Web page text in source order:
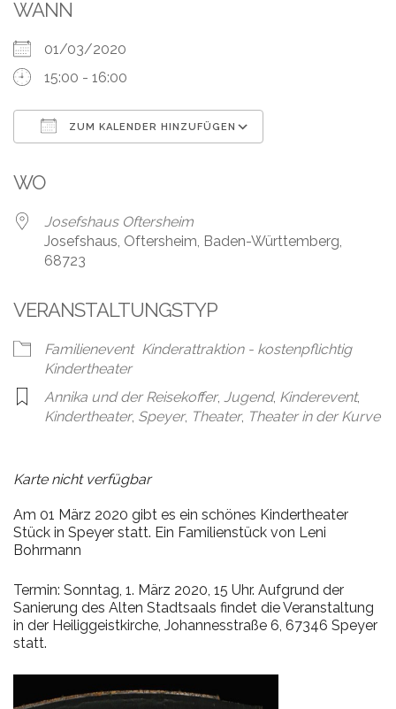
Über
Fotos,
Events
Referenzen
Blog
Jobs
Partner/Links
WANN
01/03/2020
15:00 - 16:00
ZUM KALENDER HINZUFÜGEN
WO
Josefshaus Oftersheim
Josefshaus, Oftersheim, Baden-Württemberg,
68723
VERANSTALTUNGSTYP
Familienevent Kinderattraktion - kostenpflichtig
Kindertheater
Annika und der Reisekoffer, Jugend, Kinderevent,
Kindertheater, Speyer, Theater, Theater in der Kurve
Karte nicht verfügbar
Am 01 März 2020 gibt es ein schönes Kindertheater
Stück in Speyer statt. Ein Familienstück von Leni
Bohrmann
Termin: Sonntag, 1. März 2020, 15 Uhr. Aufgrund der
Sanierung des Alten Stadtsaals findet die Veranstaltung
in der Heiliggeistkirche, Johannesstraße 6, 67346 Speyer
statt.